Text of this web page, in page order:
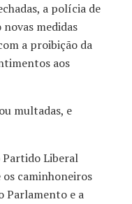
a polícia de
medidas
a proibição da
aos
multadas, e
Liberal
os caminhoneiros
Parlamento e a